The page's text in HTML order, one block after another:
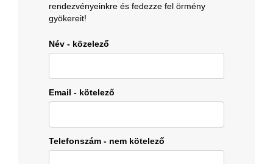
rendezvényeinkre és fedezze fel örmény
gyökereit!
Név - közelező
Email - kötelező
Telefonszám - nem kötelező